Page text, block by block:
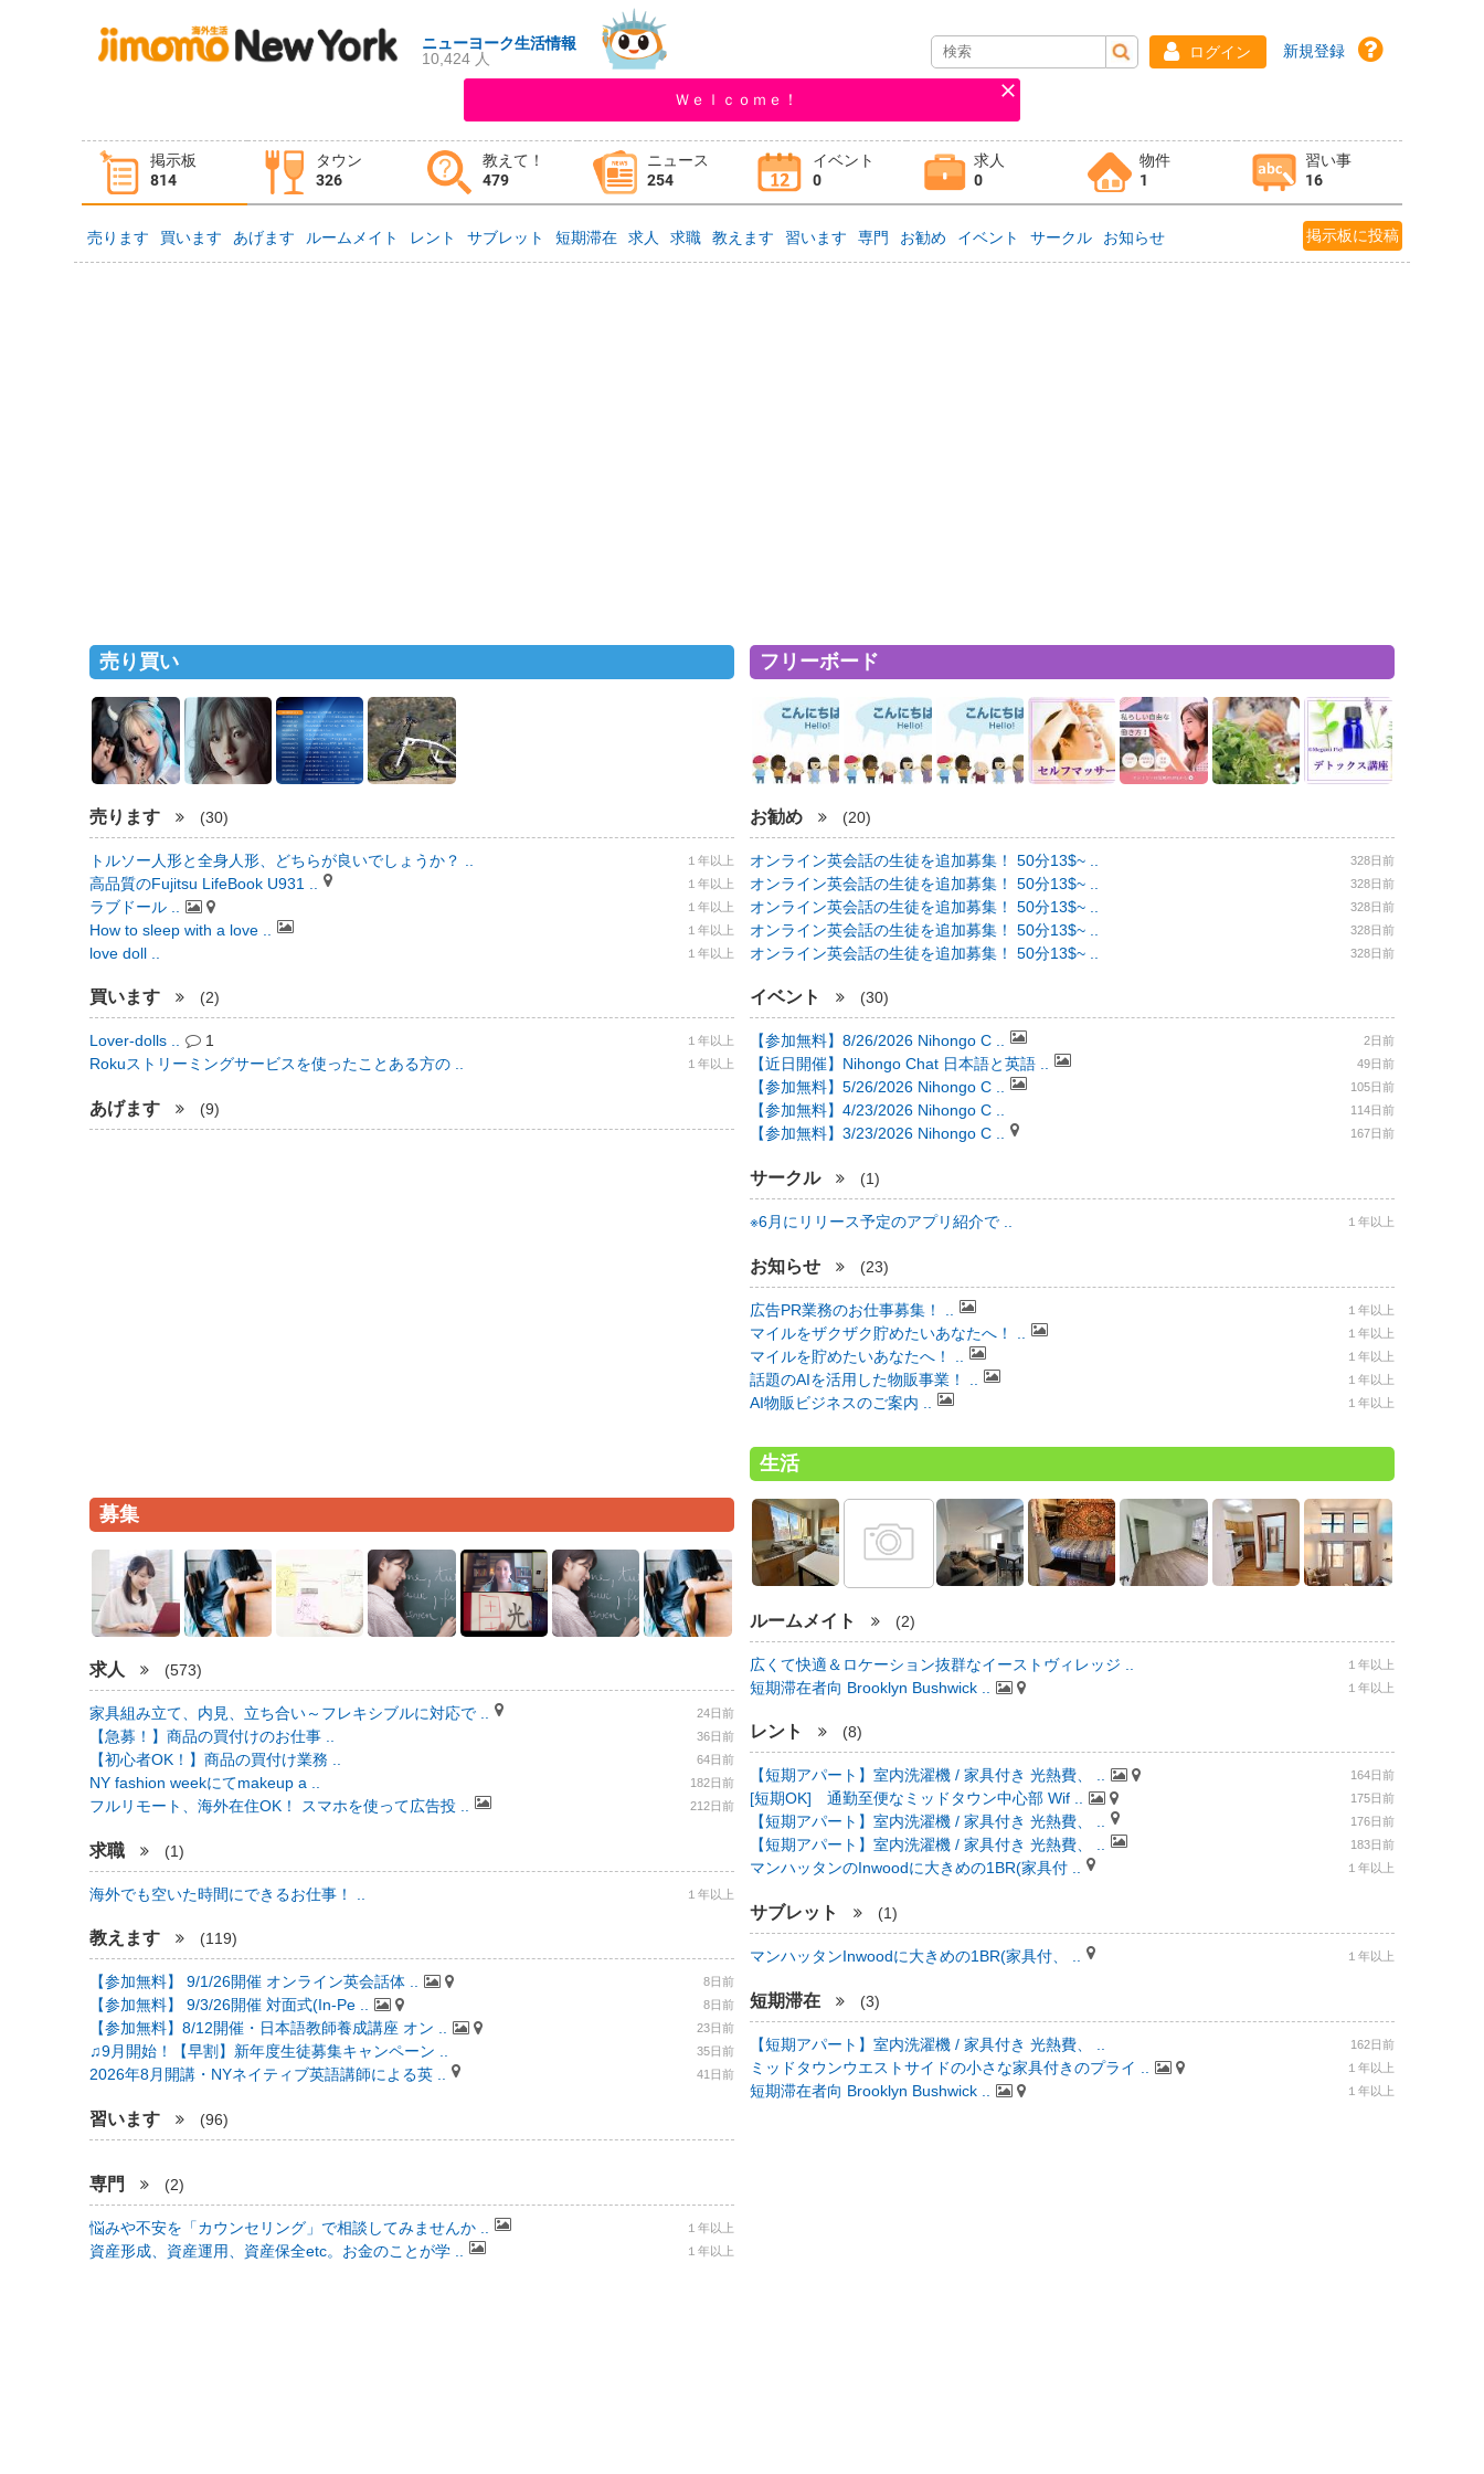
ニューヨーク生活情報
10,424 人
ログイン 新規登録
Ｗｅｌｃｏｍｅ！
掲示板
814
タウン
326
教えて！
479
ニュース
254
イベント
0
求人
0
物件
1
習い事
16
タウン情報 教えて！
売ります 買います あげます ルームメイト レント サブレット 短期滞在 求人 求職 教えます 習います 専門 お勧め イベント サークル お知らせ 掲示板に投稿
売り買い
売ります (30)
トルソー人形と全身人形、どちらが良いでしょうか？ .. １年以上
高品質のFujitsu LifeBook U931 .. １年以上
ラブドール .. １年以上
How to sleep with a love .. １年以上
love doll .. １年以上
買います (2)
Lover-dolls .. 1 １年以上
Rokuストリーミングサービスを使ったことある方の .. １年以上
あげます (9)
募集
求人 (573)
家具組み立て、内見、立ち合い～フレキシブルに対応で .. 24日前
【急募！】商品の買付けのお仕事 .. 36日前
【初心者OK！】商品の買付け業務 .. 64日前
NY fashion weekにてmakeup a .. 182日前
フルリモート、海外在住OK！ スマホを使って広告投 .. 212日前
求職 (1)
海外でも空いた時間にできるお仕事！ .. １年以上
教えます (119)
【参加無料】 9/1/26開催 オンライン英会話体 .. 8日前
【参加無料】 9/3/26開催 対面式(In-Pe .. 8日前
【参加無料】8/12開催・日本語教師養成講座 オン .. 23日前
♫9月開始！【早割】新年度生徒募集キャンペーン .. 35日前
2026年8月開講・NYネイティブ英語講師による英 .. 41日前
習います (96)
専門 (2)
悩みや不安を「カウンセリング」で相談してみませんか .. １年以上
資産形成、資産運用、資産保全etc。お金のことが学 .. １年以上
フリーボード
お勧め (20)
オンライン英会話の生徒を追加募集！ 50分13$~ .. 328日前
オンライン英会話の生徒を追加募集！ 50分13$~ .. 328日前
オンライン英会話の生徒を追加募集！ 50分13$~ .. 328日前
オンライン英会話の生徒を追加募集！ 50分13$~ .. 328日前
オンライン英会話の生徒を追加募集！ 50分13$~ .. 328日前
イベント (30)
【参加無料】8/26/2026 Nihongo C .. 2日前
【近日開催】Nihongo Chat 日本語と英語 .. 49日前
【参加無料】5/26/2026 Nihongo C .. 105日前
【参加無料】4/23/2026 Nihongo C .. 114日前
【参加無料】3/23/2026 Nihongo C .. 167日前
サークル (1)
※6月にリリース予定のアプリ紹介で .. １年以上
お知らせ (23)
広告PR業務のお仕事募集！ .. １年以上
マイルをザクザク貯めたいあなたへ！ .. １年以上
マイルを貯めたいあなたへ！ .. １年以上
話題のAIを活用した物販事業！ .. １年以上
AI物販ビジネスのご案内 .. １年以上
生活
ルームメイト (2)
広くて快適＆ロケーション抜群なイーストヴィレッジ .. １年以上
短期滞在者向 Brooklyn Bushwick .. １年以上
レント (8)
【短期アパート】室内洗濯機 / 家具付き 光熱費、 .. 164日前
[短期OK] 通勤至便なミッドタウン中心部 Wif .. 175日前
【短期アパート】室内洗濯機 / 家具付き 光熱費、 .. 176日前
【短期アパート】室内洗濯機 / 家具付き 光熱費、 .. 183日前
マンハッタンのInwoodに大きめの1BR(家具付 .. １年以上
サブレット (1)
マンハッタンInwoodに大きめの1BR(家具付、 .. １年以上
短期滞在 (3)
【短期アパート】室内洗濯機 / 家具付き 光熱費、 .. 162日前
ミッドタウンウエストサイドの小さな家具付きのプライ .. １年以上
短期滞在者向 Brooklyn Bushwick .. １年以上